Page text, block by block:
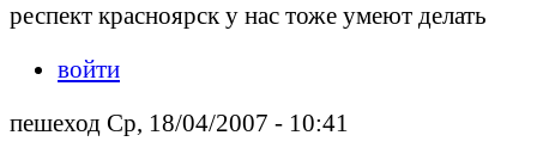
респект красноярск у нас тоже умеют делать
войти
пешеход Ср, 18/04/2007 - 10:41